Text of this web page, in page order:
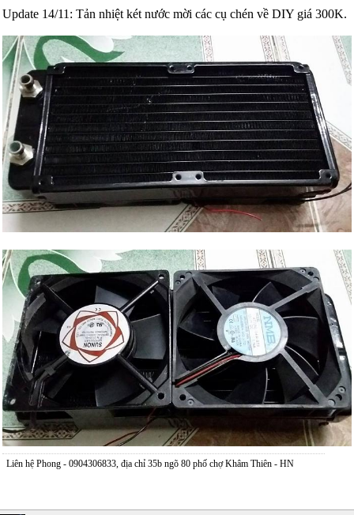
Update 14/11: Tản nhiệt két nước mời các cụ chén về DIY giá 300K.
Liên hệ Phong - 0904306833, địa chỉ 35b ngõ 80 phố chợ Khâm Thiên - HN